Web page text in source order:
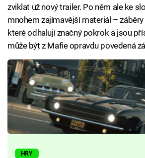
zviklat už nový trailer. Po něm ale ke
mnohem zajímavější materiál –
které odhalují značný pokrok a jsou
může být z Mafie opravdu povedená
HRY